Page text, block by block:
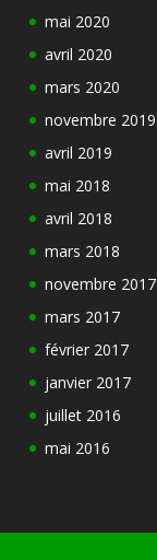
mai 2020
avril 2020
mars 2020
novembre 2019
avril 2019
mai 2018
avril 2018
mars 2018
novembre 2017
mars 2017
février 2017
janvier 2017
juillet 2016
mai 2016